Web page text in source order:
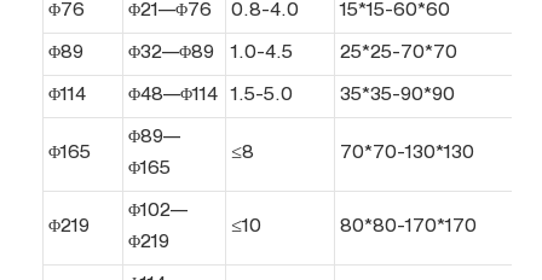
Φ76 Φ21—Φ76 0.8-4.0 15*15-60*60
Φ89 Φ32—Φ89 1.0-4.5 25*25-70*70
Φ114 Φ48—Φ114 1.5-5.0 35*35-90*90
Φ165
Φ89—
Φ165
≤8 70*70-130*130
Φ219
Φ102—
Φ219
≤10 80*80-170*170